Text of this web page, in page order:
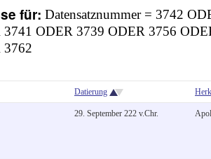
für: Datensatznummer = 3742
ODER 3739 ODER 3756
3762
Datierung
29. September 222 v.Chr.